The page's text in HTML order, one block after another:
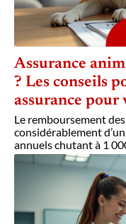
Assurance
? Les conseils
assurance pour
Le remboursement
considérablement
annuels chutant à 1